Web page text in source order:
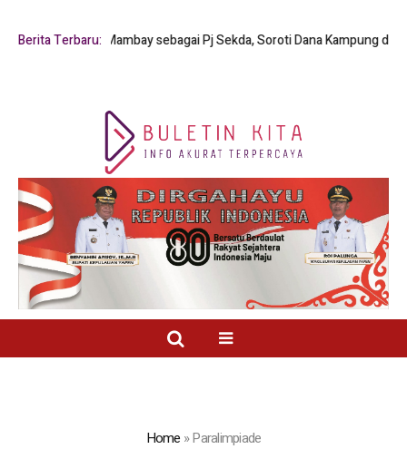
Berita Terbaru:
Y. Mambay sebagai Pj Sekda, Soroti Dana Kampung dan
Home »Paralimpiade